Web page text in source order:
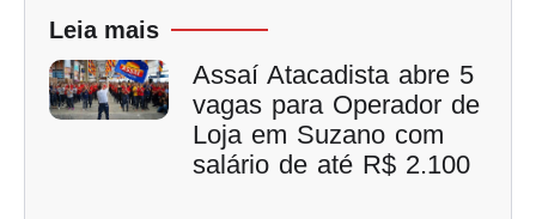
Leia mais
Assaí Atacadista abre 5
vagas para Operador de
Loja em Suzano com
salário de até R$ 2.100